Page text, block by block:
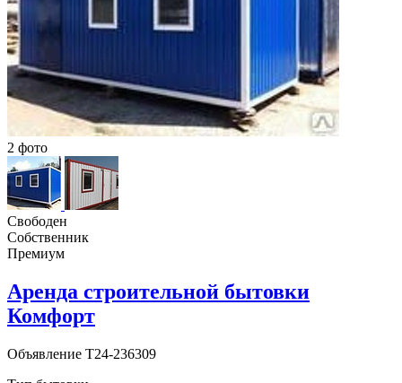
2 фото
Свободен
Собственник
Премиум
Аренда строительной бытовки
Комфорт
Объявление T24-236309